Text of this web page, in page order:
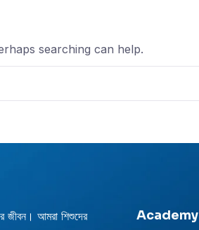
searching can help.
আমরা শিশুদের
Academy